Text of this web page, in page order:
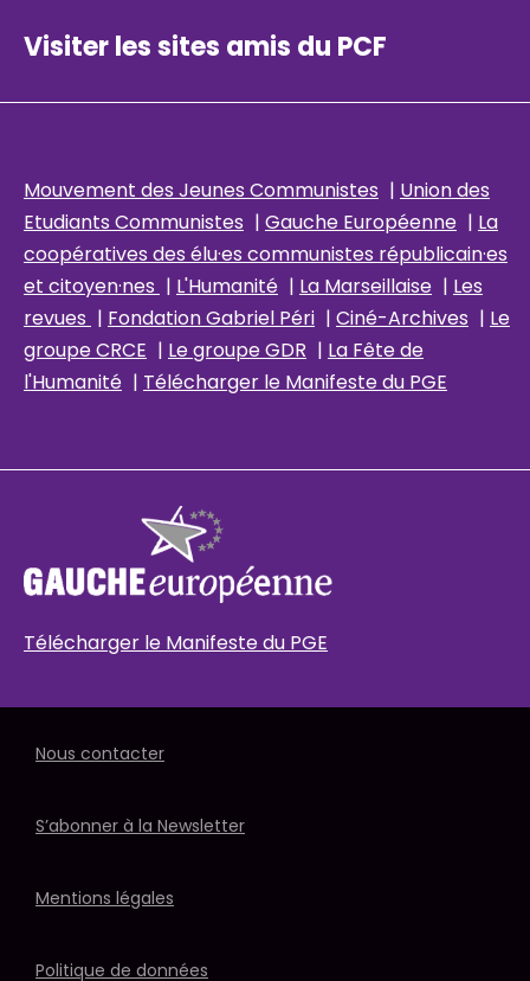
Visiter les sites amis du PCF
Mouvement des Jeunes Communistes | Union des
Etudiants Communistes | Gauche Européenne | La
coopératives des élu·es communistes républicain·es
et citoyen·nes | L'Humanité | La Marseillaise | Les
revues | Fondation Gabriel Péri | Ciné-Archives | Le
groupe CRCE | Le groupe GDR | La Fête de
l'Humanité | Télécharger le Manifeste du PGE
Télécharger le Manifeste du PGE
Nous contacter
S’abonner à la Newsletter
Mentions légales
Politique de données